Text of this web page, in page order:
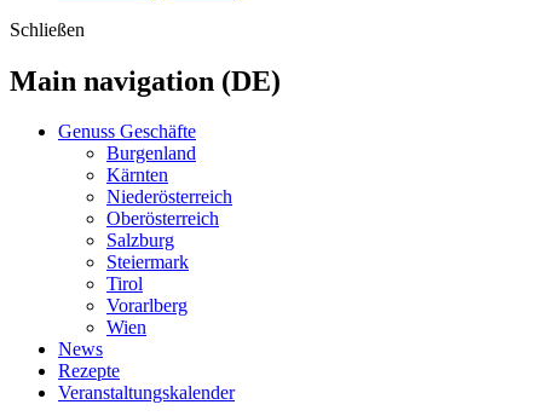
Schließen
Main navigation (DE)
Genuss Geschäfte
Burgenland
Kärnten
Niederösterreich
Oberösterreich
Salzburg
Steiermark
Tirol
Vorarlberg
Wien
News
Rezepte
Veranstaltungskalender